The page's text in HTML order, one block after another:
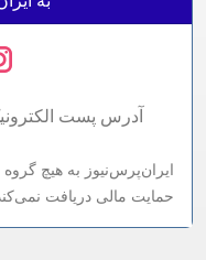
آدرس پست
ایران‌پرس‌نیوز به هیچ
حمایت مالی دریافت